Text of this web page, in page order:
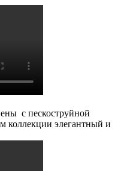
с пескоструйной
коллекции элегантный и